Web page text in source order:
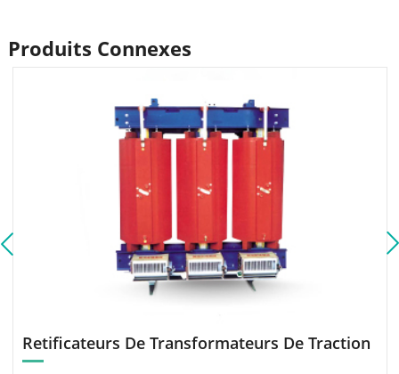
resteront essentiels pour
stimuler la croissance
durable et la connectivité
régionale.
Produits Connexes
Retificateurs De Transformateurs De Traction